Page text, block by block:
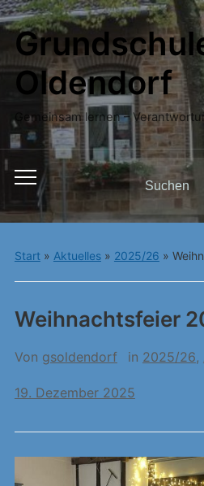
Oldendorf
Gemeinsam lernen –
Toggle
mobile
menu
Search
for:
Start » Aktuelles» 2025/26 »
Weihnachtsfeier
Von gsoldendorf in 2025/26,
19. Dezember 2025